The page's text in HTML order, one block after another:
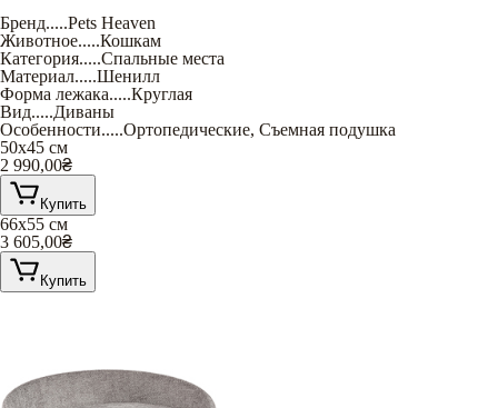
Бренд.....Pets Heaven
Животное.....Кошкам
Категория.....Спальные места
Материал.....Шенилл
Форма лежака.....Круглая
Вид.....Диваны
Особенности.....Ортопедические, Съемная подушка
50х45 см
2 990,00₴
Купить
66х55 см
3 605,00₴
Купить